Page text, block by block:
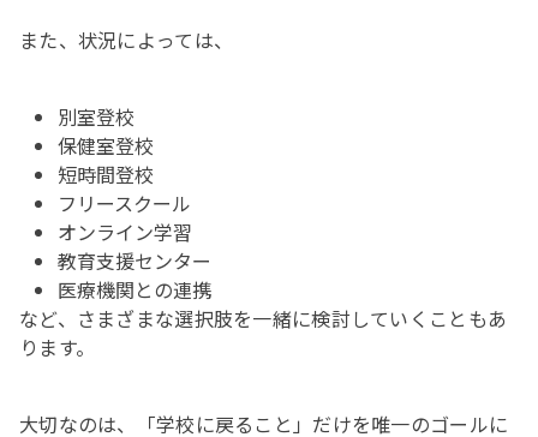
また、状況によっては、
別室登校
保健室登校
短時間登校
フリースクール
オンライン学習
教育支援センター
医療機関との連携
など、さまざまな選択肢を一緒に検討していくこともあ
ります。
大切なのは、「学校に戻ること」だけを唯一のゴールに